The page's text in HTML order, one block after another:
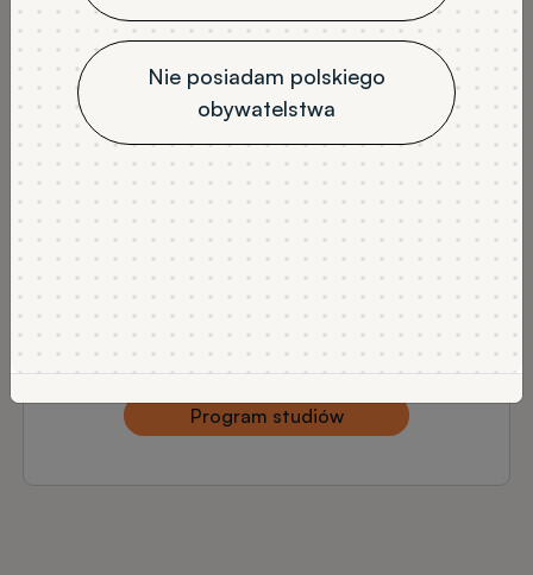
Nie posiadam polskiego
obywatelstwa
stacjonarne 34
JĘZYK WYKŁADOWY
polski
Program studiów
NABÓR
Rekrutacja na semestr letni
DODATKOWE INFORMACJE
Rekrutacja na semestr letni - studia 3-
semestralne
Rekrutacja na semestr zimowy - studia 4-
semestralne
Wykaz tytułów